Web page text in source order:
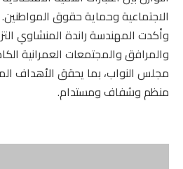
الاجتماعية وحماية حقوق المواطنين.
وأكدت المهندسة راندة المنشاوي
والمرافق والمجتمعات العمرانية
مجلس النواب، بما يحقق الأهداف
منظم وشفاف ومستدام.